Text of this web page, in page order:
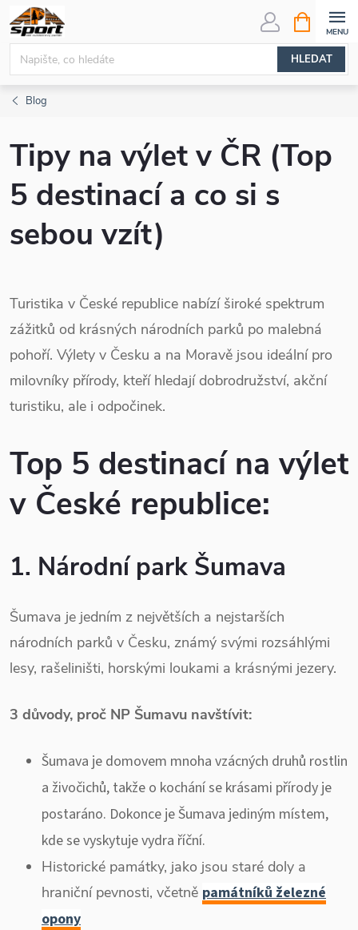
Přejít
na
obsah
HLEDAT
NÁKUPNÍ
KOŠÍK
Blog
Tipy na výlet v ČR (Top
5 destinací a co si s
sebou vzít)
Turistika v České republice nabízí široké spektrum
zážitků od krásných národních parků po malebná
pohoří. Výlety v Česku a na Moravě jsou ideální pro
milovníky přírody, kteří hledají dobrodružství, akční
turistiku, ale i odpočinek.
Top 5 destinací na výlet
v České republice:
1. Národní park Šumava
Šumava je jedním z největších a nejstarších
národních parků v Česku, známý svými rozsáhlými
lesy, rašeliništi, horskými loukami a krásnými jezery.
3 důvody, proč NP Šumavu navštívit:
Šumava je domovem mnoha vzácných druhů rostlin
a živočichů, takže o kochání se krásami přírody je
postaráno. Dokonce je Šumava jediným místem,
kde se vyskytuje vydra říční.
Historické památky, jako jsou staré doly a
hraniční pevnosti, včetně památníků železné
opony